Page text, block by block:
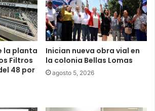
la planta
Filtros
48 por
Inician nueva obra vial en
la colonia Bellas Lomas
agosto 5, 2026